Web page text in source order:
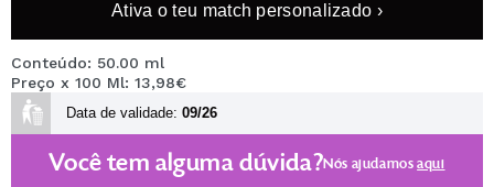
Ativa o teu match personalizado ›
Conteúdo: 50.00 ml
Preço x 100 Ml: 13,98€
Data de validade: 09/26
Você tem alguma dúvida?Nós ajudamosaqui